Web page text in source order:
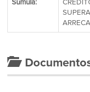
Súmula: